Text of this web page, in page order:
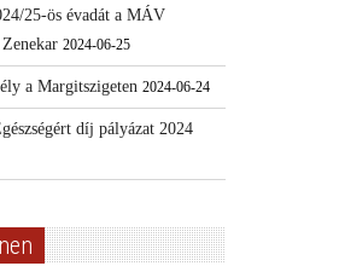
25-ös évadát a MÁV
2024-06-25
a Margitszigeten 2024-06-24
díj pályázat 2024